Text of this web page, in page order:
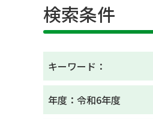
検索条件
キーワード：
年度：令和6年度